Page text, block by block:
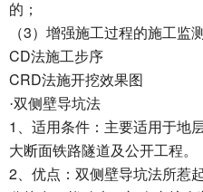
的；
（3）增强施工过程的施工监
CD法施工步序
CRD法施开挖效果图
·双侧壁导坑法
1
、适用条件：主要适用于地
大断面铁路隧道及公开工程。
2 、优点：双侧壁导坑法所惹